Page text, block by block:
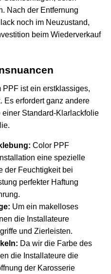
Nach der Entfernung
noch im Neuzustand,
beim Wiederverkauf
ist ein erstklassiges,
Es erfordert ganz andere
Standard-Klarlackfolie
Color PPF
eine spezielle
der Feuchtigkeit bei
perfekter Haftung
Um ein makelloses
die Installateure
und Zierleisten.
Da wir die Farbe des
die Installateure die
der Karosserie